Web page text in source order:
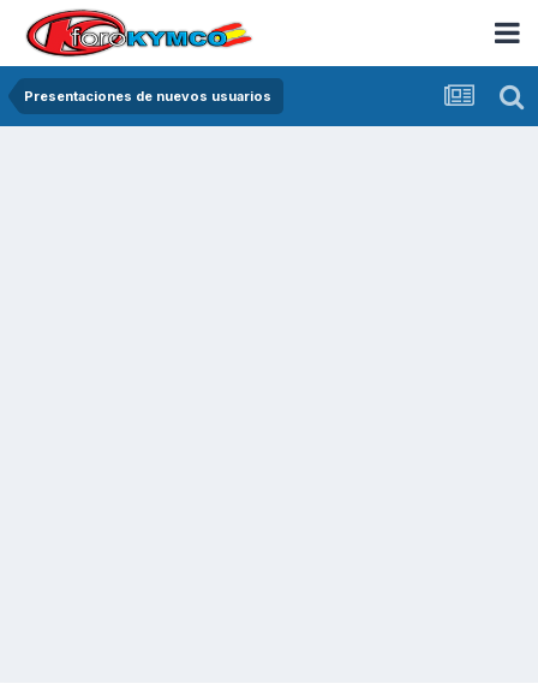
Presentaciones de nuevos usuarios